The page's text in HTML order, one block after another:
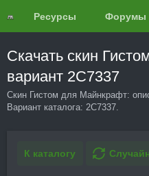
Ресурсы Форумы
Скачать скин
вариант 2C7337
Скин Гистом для Майнкрафт:
Вариант каталога: 2C7337.
К каталогу